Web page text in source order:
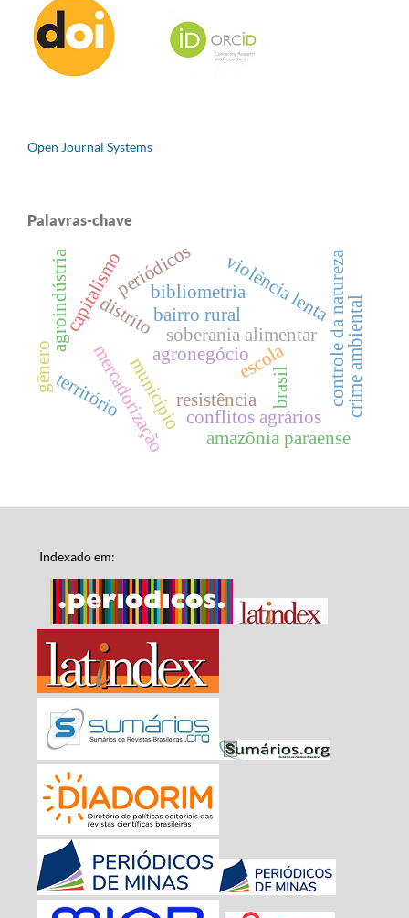
Open Journal Systems
Palavras-chave
município
distritobairro rural
escola
resistência
conflitos agrários
agronegócio
mercadorização controle da natureza
capitalismo violência lenta
agroindústria soberania alimentar
amazônia paraense
crime ambiental
território
gênero
bibliometria
periódicos
brasil
Indexado em: